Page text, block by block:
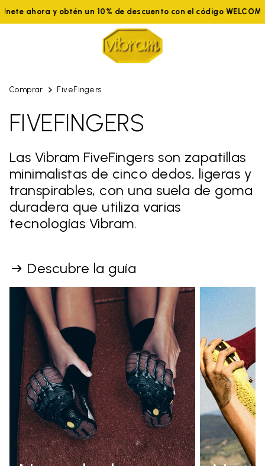
ahora y obtén un 10% de descuento con el código
Comprar FiveFingers
FIVEFINGERS
Las Vibram FiveFingers son zapatillas
minimalistas de cinco dedos, ligeras y
transpirables, con una suela de goma
duradera que utiliza varias
tecnologías Vibram.
Descubre la guía